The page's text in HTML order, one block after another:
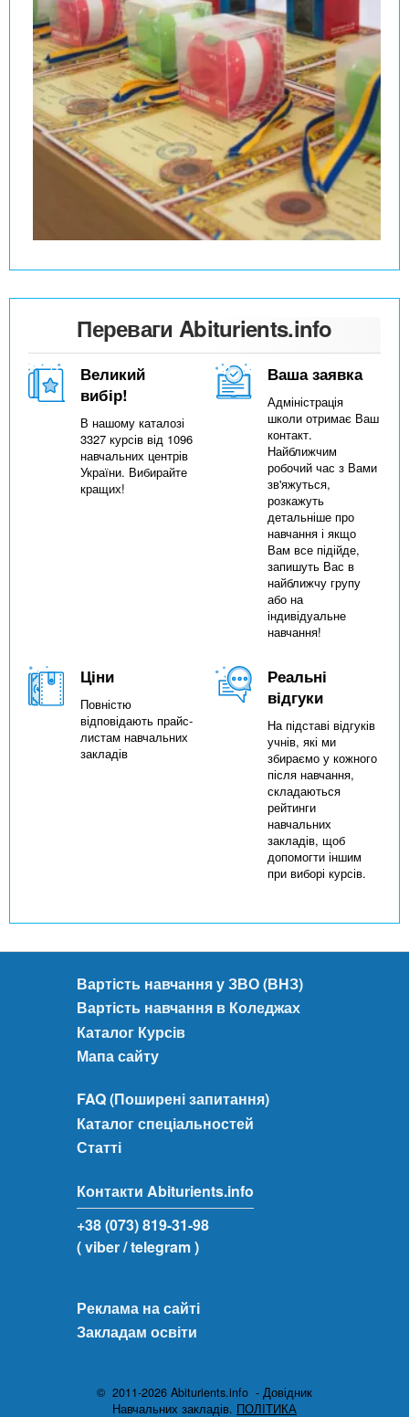
Переваги Abiturients.info
Великий
вибір!
В нашому каталозі
3327 курсів від 1096
навчальних центрів
України. Вибирайте
кращих!
Ваша заявка
Адміністрація
школи отримає Ваш
контакт.
Найближчим
робочий час з Вами
зв'яжуться,
розкажуть
детальніше про
навчання і якщо
Вам все підійде,
запишуть Вас в
найближчу групу
або на
індивідуальне
навчання!
Ціни
Повністю
відповідають прайс-
листам навчальних
закладів
Реальні
відгуки
На підставі відгуків
учнів, які ми
збираємо у кожного
після навчання,
складаються
рейтинги
навчальних
закладів, щоб
допомогти іншим
при виборі курсів.
Вартість навчання у ЗВО (ВНЗ)
Вартість навчання в Коледжах
Каталог Курсів
Мапа сайту
FAQ (Поширені запитання)
Каталог спеціальностей
Статті
Контакти Abiturients.info
+38 (073) 819-31-98
( viber/ telegram )
Реклама на сайті
Закладам освіти
© 2011-2026 Abiturients.info - Довідник
Навчальних закладів. ПОЛІТИКА